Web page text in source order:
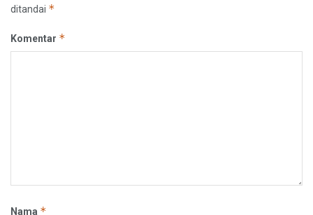
ditandai *
Komentar *
Nama *